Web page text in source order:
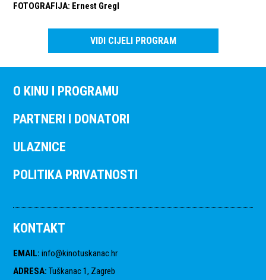
FOTOGRAFIJA: Ernest Gregl
VIDI CIJELI PROGRAM
O KINU I PROGRAMU
PARTNERI I DONATORI
ULAZNICE
POLITIKA PRIVATNOSTI
KONTAKT
EMAIL: info@kinotuskanac.hr
ADRESA: Tuškanac 1, Zagreb